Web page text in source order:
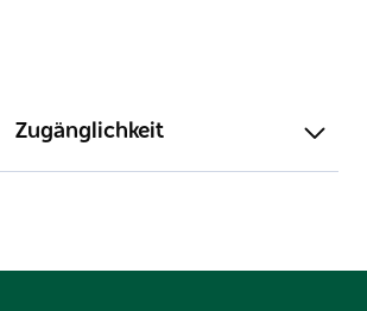
Zugänglichkeit